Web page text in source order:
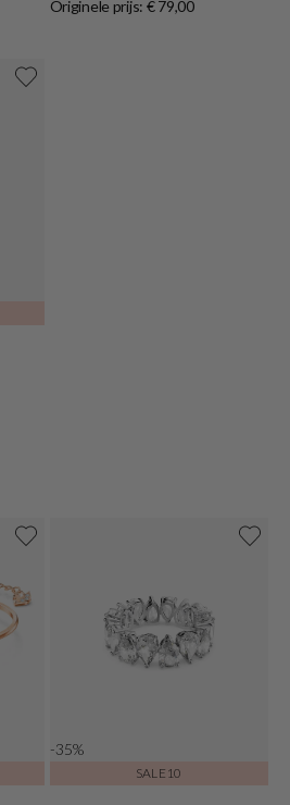
Originele prijs: € 79,00
-35%
SALE10